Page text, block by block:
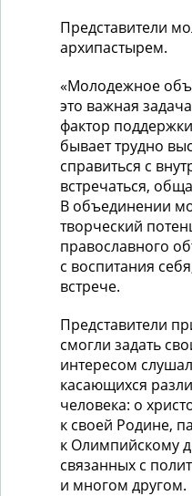
Представители
архипастырем.
«Молодежное
это важная
фактор
бывает трудно
справиться с
встречаться,
В объединении
творческий
православного
с воспитания
встрече.
Представители
смогли задать
интересом
касающихся
человека: о
к своей Родине,
к Олимпийскому
связанных с
и многом другом.